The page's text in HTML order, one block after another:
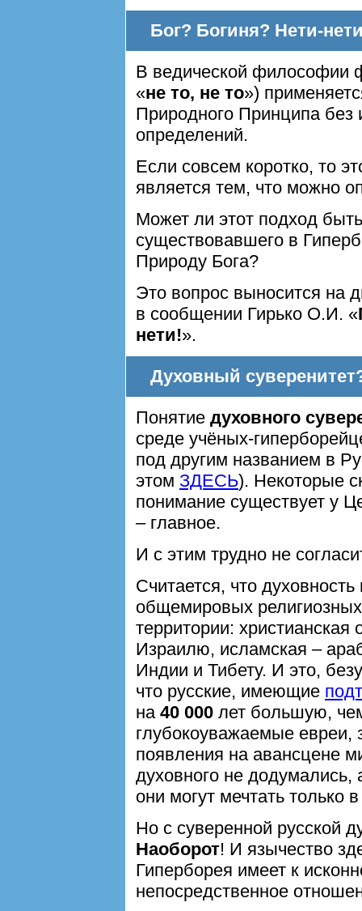
Бог? Богиня? Нети-
В ведической философии
«не то, не то»)
Природного Принципа без
определений.
Если совсем коротко, то
является тем, что можно
Может ли этот подход
существовавшего в
Природу Бога?
Это вопрос выносится на
в сообщении Гирько О.И. «
нети!».
Духовный
Понятие духовного
среде учёных-
под другим названием в
этом ЗДЕСЬ). Некоторые
понимание существует у
– главное.
И с этим трудно не
Считается, что
общемировых
территории:
Израилю, исламская –
Индии и Тибету. И это,
что русские, имеющие
на 40 000 лет большую,
глубокоуважаемые евреи,
появления на авансцене
духовного не додумались,
они могут мечтать только
Но с суверенной русской
Наоборот! И язычество
Гиперборея имеет к
непосредственное